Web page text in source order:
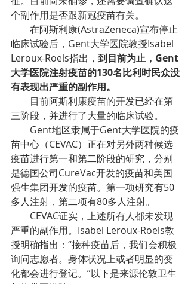
个副作用是否跟新冠疫苗有关。
在阿斯利康(AstraZeneca)宣布停止
临床试验后，Gent大学医院教授Isabel
Leroux-Roels指出， 到目前为止，Gent
大学医院注射疫苗的130名比利时民众没
有表现出严重的副作用。
目前阿斯利康疫苗的开发已经在第
三阶段，并进行了大量的临床试验。
Gent地区隶属于Gent大学医院的疫
苗中心（CEVAC）正在对另外两种候选
疫苗进行第一和第二阶段的研究，分别
是德国公司CureVac开发的疫苗和美国
强生集团开发的疫苗。第一项研究有50
多人注射，第二项有80多人注射。
CEVAC证实，上述所有人都未发现
严重的副作用。Isabel Leroux-Roels教
授明确指出：“接种疫苗后，我们会积极
询问志愿者。身体状况上或者明显的变
化都会进行登记。”以下是来源伦敦卫生